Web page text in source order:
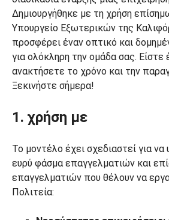
Δημιουργήθηκε με τη χρήση
Υπουργείο Εξωτερικών της
προσφέρει έναν οπτικό και
για ολόκληρη την ομάδα σας. Είστε
ανακτήσετε το χρόνο και την
Ξεκινήστε σήμερα!
1. χρήση με
Το μοντέλο έχει σχεδιαστεί για να
ευρύ φάσμα επαγγελματιών και
επαγγελματιών που θέλουν να
Πολιτεία: